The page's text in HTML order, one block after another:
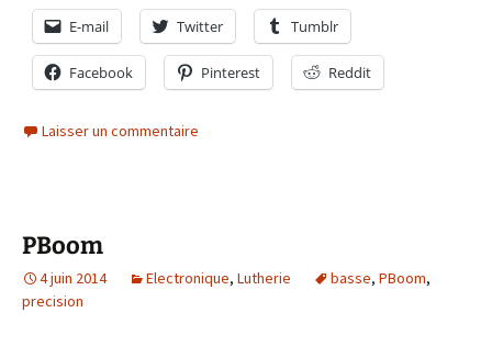
E-mail Twitter Tumblr
Facebook Pinterest Reddit
Laisser un commentaire
PBoom
4 juin 2014 Electronique, Lutherie basse, PBoom,
precision